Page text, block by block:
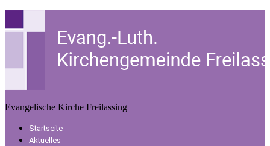
Evangelische Kirche Freilassing
Startseite
Aktuelles